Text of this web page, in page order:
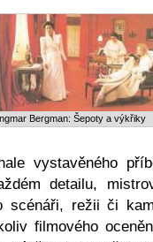
Bergman: Šepoty a výkřiky
vystavěného
detailu,
scénáři, režii či
filmového